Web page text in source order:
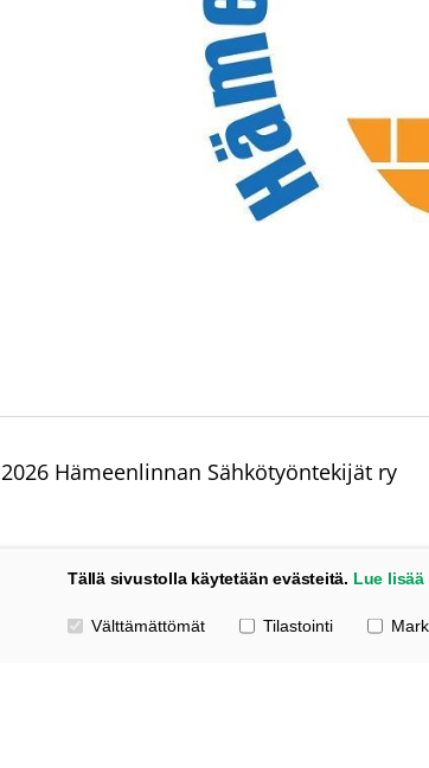
2026 Hämeenlinnan Sähkötyöntekijät ry
Tällä sivustolla käytetään evästeitä. Lue lisää
Valitse käytettävät evästeet
Välttämättömät Tilastointi